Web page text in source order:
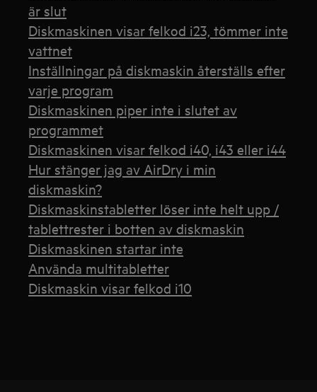
är slut
Diskmaskinen visar felkod i23, tömmer inte
vattnet
Inställningar på diskmaskin återställs efter
varje program
Diskmaskinen piper inte i slutet av
programmet
Diskmaskinen visar felkod i40, i43 eller i44
Hur stänger jag av AirDry i min
diskmaskin?
Diskmaskinstabletter löser inte helt upp /
tablettrester i botten av diskmaskin
Diskmaskinen startar inte
Använda multitabletter
Diskmaskin visar felkod i10